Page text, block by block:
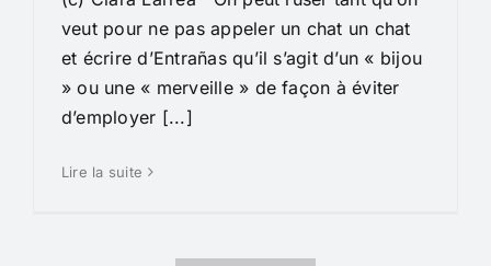
veut pour ne pas appeler un chat un chat
et écrire d’Entrañas qu’il s’agit d’un « bijou
» ou une « merveille » de façon à éviter
d’employer [...]
Lire la suite